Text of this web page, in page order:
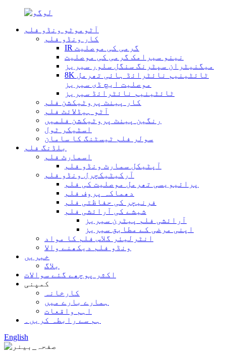
آٹوموٹو ونڈو فلم
کار ونڈو فلم
IR گرمی کی موصلیت
نینو سیرامک ​​گرمی کی موصلیت
میگنیٹران سپٹرنگ سنگل سلور سیریز
8K ٹائٹینیم نائٹرائڈ ہائی تھرمل
موصلیت ایچ ڈی سیریز
ٹائٹینیم نائٹرائڈ سیریز
کار پینٹ پروٹیکشن فلم
آٹو ہیڈلائٹ فلم
رنگین پینٹ پروٹیکشن فلمیں
اسٹیکر ٹول
سولر فلم ٹیسٹنگ کا سامان
بلڈنگ فلم
اسمارٹ فلم
آپٹیکل سمارٹ ونڈو فلم
آرکیٹیکچرل ونڈو فلم
پرائیویسی تھرمل موصلیت کی فلم
دھماکہ پروف فلم
فرنیچر کی حفاظتی فلم
شیشے کی آرائشی فلم
آرائشی فلم پیٹرن سیریز
اپنی مرضی کے مطابق سیریز
انٹرلیئر گلاس فلم کا مواد
ونڈو فلم دیکھنے والا
خبریں
بلاگ
اکثر پوچھے گئے سوالات
کمپنی
کارخانہ
ہمارے بارے میں
اہم واقعات
ہم سے رابطہ کریں۔
English